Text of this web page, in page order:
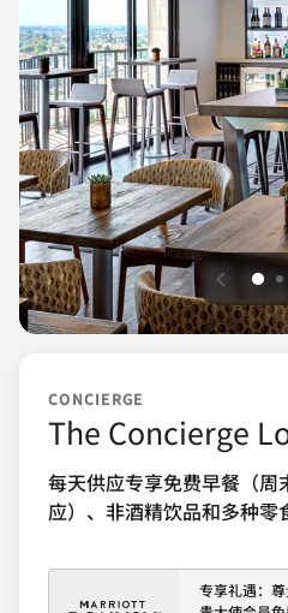
上一
01
CONCIERGE
The Concierge
每天供应专享免费早餐（
应）、非酒精饮品和多种零
专享礼遇：